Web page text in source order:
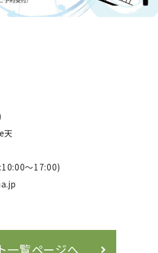
天
～17:00)
一覧ページへ